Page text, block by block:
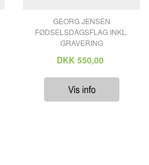
GEORG JENSEN
FØDSELSDAGSFLAG INKL.
GRAVERING
DKK 550,00